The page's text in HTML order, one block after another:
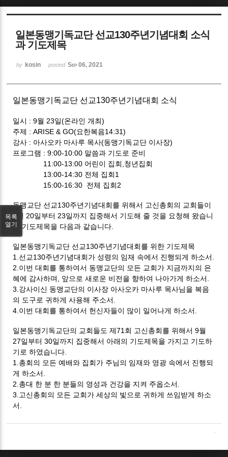
일본동맹기독교단 선교130주년기념대회 소식
과 기도제목
by kosin posted Sep 06, 2021
일본동맹기독교단 선교130주년기념대회 소식
일시 : 9월 23일(온라인 개최)
주제 : ARISE & GO(요한복음14:31)
강사 : 아사오카 마사루 목사(동맹기독교단 이사장)
프로그램 : 9:00-10:00 말씀과 기도로 준비
11:00-13:00 어린이 집회,청년집회
13:00-14:30 전체 집회1
15:00-16:30 전체 집회2
동맹교단 선교130주년기념대회를 위해서 고신총회의 교회들이
9월 20일부터 23일까지 집중해서 기도해 줄 것을 요청해 왔습니
다.기도제목을 다음과 같습니다.
일본동맹기독교단 선교130주년기념대회를 위한 기도제목
1.선교130주년기념대회가 성령의 임재 속에서 진행되게 하소서.
2.이번 대회를 통하여서 동맹교단의 모든 교회가 지금까지의 은
혜에 감사하며, 앞으로 새로운 비전을 향하여 나아가게 하소서.
3.강사이신 동맹교단의 이사장 아사오카 마사루 목사님을 복음
의 도구로 귀하게 사용해 주소서.
4.이번 대회를 통하여서 헌신자들이 많이 일어나게 하소서.
일본동맹기독교단의 교회들도 제71회 고신총회를 위해서 9월
27일부터 30일까지 집중해서 아래의 기도제목을 가지고 기도하
기로 하였습니다.
1.총회의 모든 예배와 집회가 주님의 임재와 영광 속에서 진행되
게 하소서.
2.총대 한 분 한 분들의 영성과 건강을 지켜 주옵소서.
3.고신총회의 모든 교회가 세상의 빛으로 귀하게 쓰임받게 하소
서.
목록
열기
Sketchbook5, 스케치북5
Sketchbook5, 스케치북5